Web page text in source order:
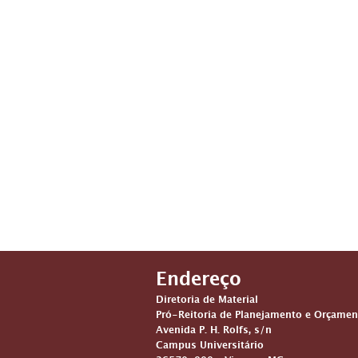
Endereço
Diretoria de Material
Pró-Reitoria de Planejamento e
Avenida P. H. Rolfs, s/n
Campus Universitário